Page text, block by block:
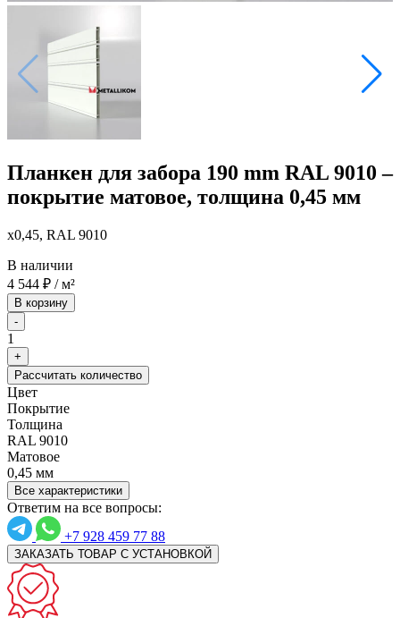
Планкен для забора 190 mm RAL 9010 –
покрытие матовое, толщина 0,45 мм
x0,45, RAL 9010
В наличии
4 544 ₽ / м²
В корзину
-
1
+
Рассчитать количество
Цвет
Покрытие
Толщина
RAL 9010
Матовое
0,45 мм
Все характеристики
Ответим на все вопросы:
+7 928 459 77 88
ЗАКАЗАТЬ ТОВАР С УСТАНОВКОЙ